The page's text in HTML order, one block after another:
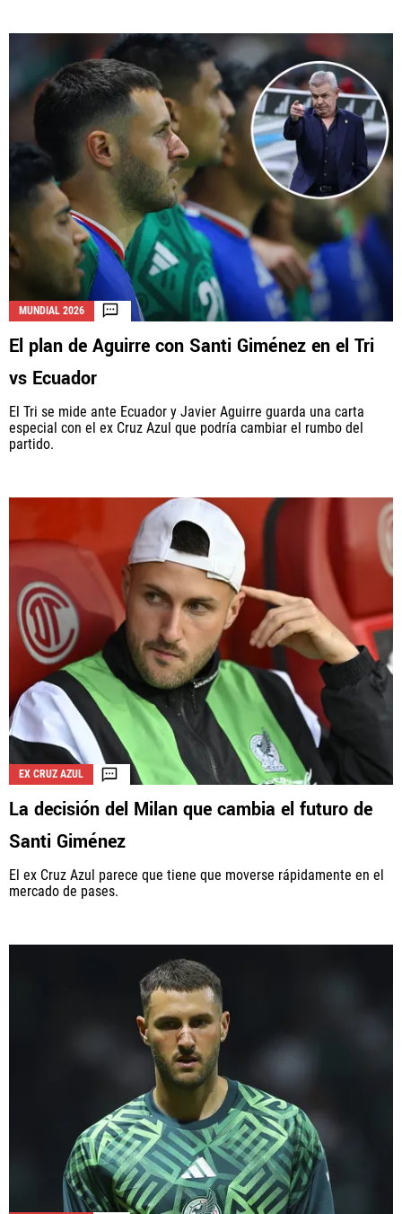
MUNDIAL 2026
El plan de Aguirre con Santi Giménez en el Tri
vs Ecuador
El Tri se mide ante Ecuador y Javier Aguirre guarda una carta
especial con el ex Cruz Azul que podría cambiar el rumbo del
partido.
EX CRUZ AZUL
La decisión del Milan que cambia el futuro de
Santi Giménez
El ex Cruz Azul parece que tiene que moverse rápidamente en el
mercado de pases.